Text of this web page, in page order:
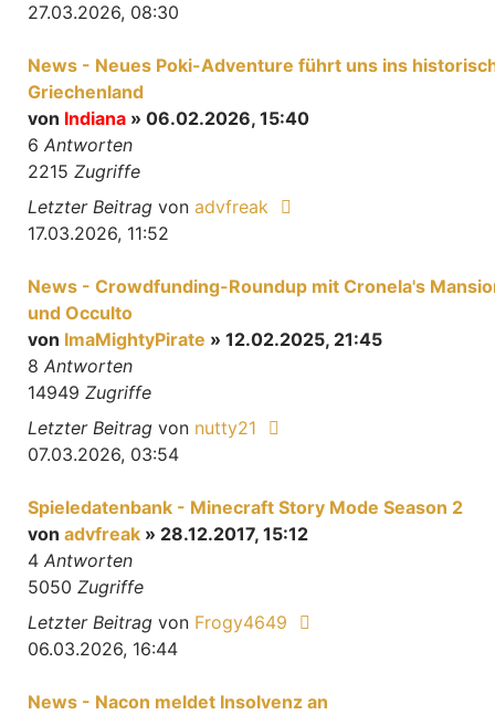
27.03.2026, 08:30
News - Neues Poki-Adventure führt uns ins
Griechenland
von Indiana » 06.02.2026, 15:40
6 Antworten
2215 Zugriffe
Letzter Beitrag von advfreak
17.03.2026, 11:52
News - Crowdfunding-Roundup mit Cronela's
und Occulto
von ImaMightyPirate » 12.02.2025, 21:45
8 Antworten
14949 Zugriffe
Letzter Beitrag von nutty21
07.03.2026, 03:54
Spieledatenbank - Minecraft Story Mode Season 2
von advfreak » 28.12.2017, 15:12
4 Antworten
5050 Zugriffe
Letzter Beitrag von Frogy4649
06.03.2026, 16:44
News - Nacon meldet Insolvenz an